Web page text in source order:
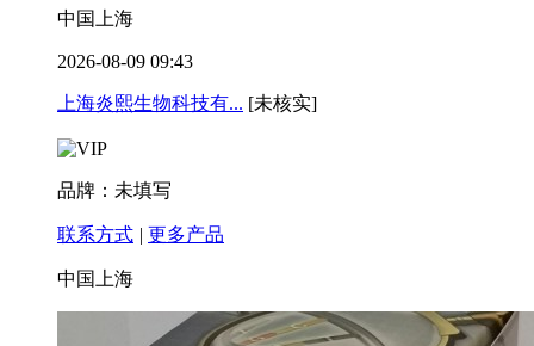
中国上海
2026-08-09 09:43
上海炎熙生物科技有... [未核实]
品牌：未填写
联系方式 | 更多产品
中国上海